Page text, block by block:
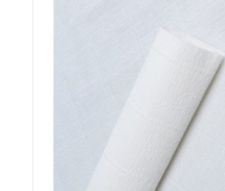
Минимальное
Количество в коробке
Единица измерения
ЦветНоменклатуры